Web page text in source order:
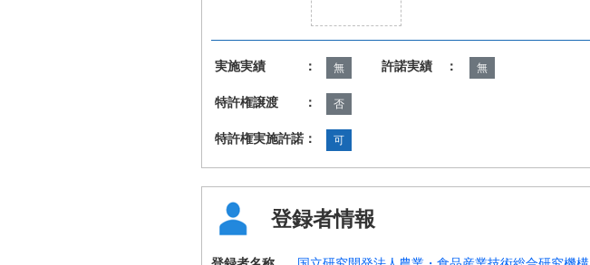
実施実績 ： 無 許諾実績 ： 無
特許権譲渡 ： 否
特許権実施許諾： 可
登録者情報